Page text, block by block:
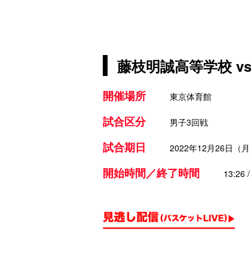
藤枝明誠高等学校
開催場所 東京体育館
試合区分 男子3回戦
試合期日 2022年12月26日（月
開始時間／終了時間 13:26